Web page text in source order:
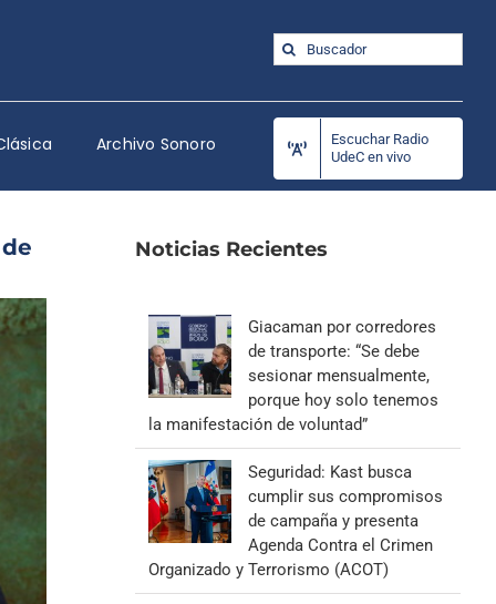
Buscar:
Archivo Sonoro
Escuchar Radio
UdeC en vivo
Noticias Recientes
Giacaman por corredores
de transporte: “Se debe
sesionar mensualmente,
porque hoy solo tenemos
la manifestación de voluntad”
Seguridad: Kast busca
cumplir sus compromisos
de campaña y presenta
Agenda Contra el Crimen
Organizado y Terrorismo (ACOT)